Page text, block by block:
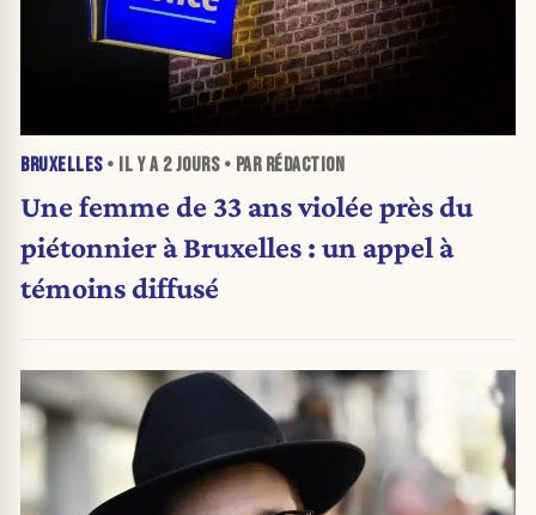
BRUXELLES• IL Y A 2 JOURS• PAR RÉDACTION
Une femme de 33 ans violée près du
piétonnier à Bruxelles : un appel à
témoins diffusé